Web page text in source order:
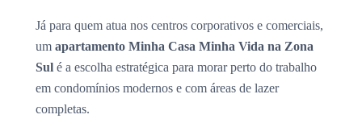
Já para quem atua nos centros corporativos e comerciais,
um apartamento Minha Casa Minha Vida na Zona
Sul é a escolha estratégica para morar perto do trabalho
em condomínios modernos e com áreas de lazer
completas.